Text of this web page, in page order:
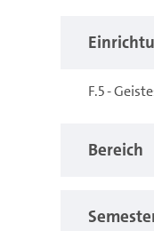
F.5 -
Bereich